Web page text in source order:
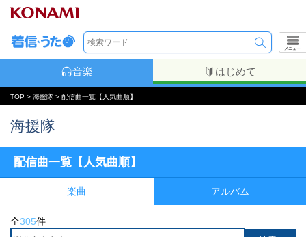
メニュー
音楽 はじめて
TOP > 海援隊 > 配信曲一覧【人気曲順】
海援隊
配信曲一覧【人気曲順】
楽曲 アルバム
全305件